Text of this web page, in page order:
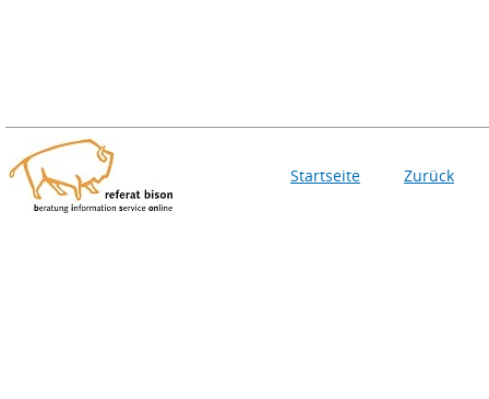
Startseite Zurück